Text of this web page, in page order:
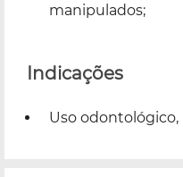
manipulados;
Indicações
Uso